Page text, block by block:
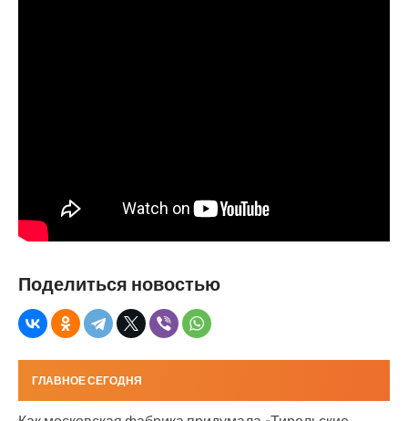
Поделиться новостью
ГЛАВНОЕ СЕГОДНЯ